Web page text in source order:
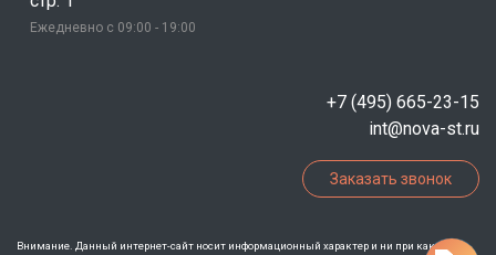
Ежедневно с 09:00 - 19:00
+7 (495) 665-23-15
int@nova-st.ru
Заказать звонок
Внимание. Данный интернет-сайт носит информационный характер и ни при каких